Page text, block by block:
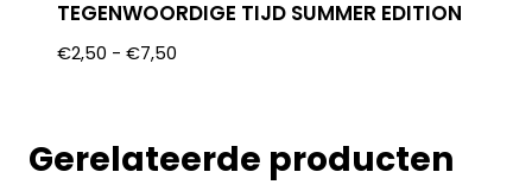
TEGENWOORDIGE TIJD SUMMER EDITION
€2,50 - €7,50
Gerelateerde producten